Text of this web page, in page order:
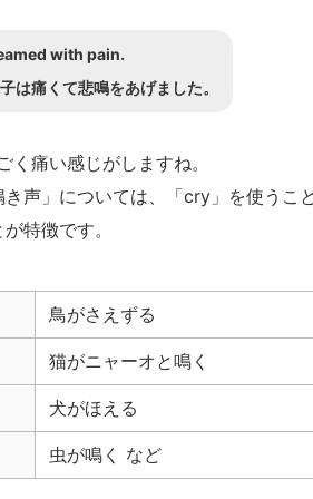
with pain.
は痛くて悲鳴をあげました。
く痛い感じがしますね。
声」については、「cry」を使うこ
特徴です。
鳥がさえずる
猫がニャーオと鳴く
犬がほえる
虫が鳴く など